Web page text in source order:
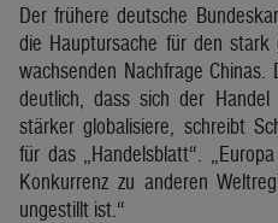
Der frühere deutsche
die Hauptursache für den stark
wachsenden Nachfrage
deutlich, dass sich der
stärker globalisiere, schreibt
für das „Handelsblatt“.
Konkurrenz zu anderen
ungestillt ist.“